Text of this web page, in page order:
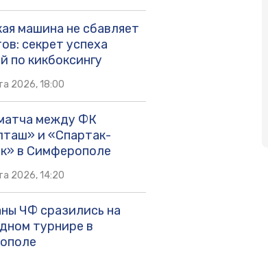
машина не сбавляет
секрет успеха
по кикбоксингу
2026, 18:00
между ФК
и «Спартак-
в Симферополе
2026, 14:20
ЧФ сразились на
турнире в